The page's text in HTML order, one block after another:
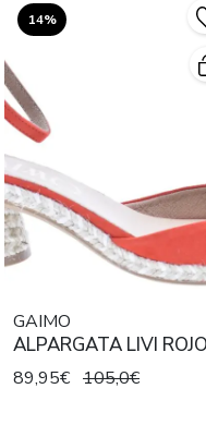
14%
GAIMO
ALPARGATA LIVI ROJO
89,95€ 105,0€